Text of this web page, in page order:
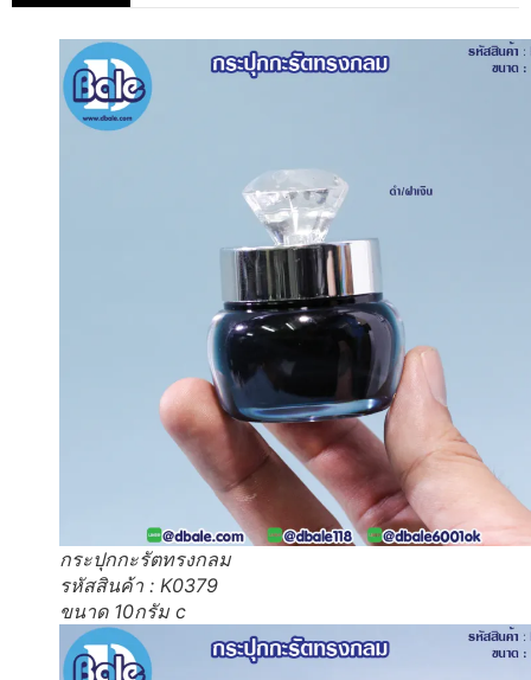
กระปุกกะรัตทรงกลม
รหัสสินค้า : K0379
ขนาด 10กรัม c